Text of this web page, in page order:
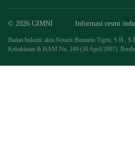
© 2026 GIMNI Informasi resmi
Badan hukum: akta Notaris Buntario Tigris, S.H.,
Kehakiman & HAM No. 249 (30 April 2007).